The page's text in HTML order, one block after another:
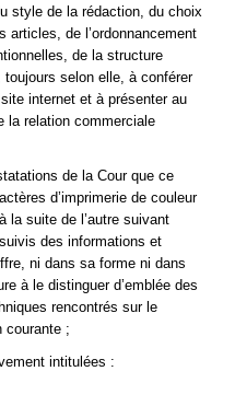
style de la rédaction, du choix
articles, de l’ordonnancement
de la structure
selon elle, à conférer
internet et à présenter au
la relation commerciale
de la Cour que ce
d’imprimerie de couleur
la suite de l’autre suivant
suivis des informations et
ni dans sa forme ni dans
à le distinguer d’emblée des
rencontrés sur le
courante ;
intitulées :